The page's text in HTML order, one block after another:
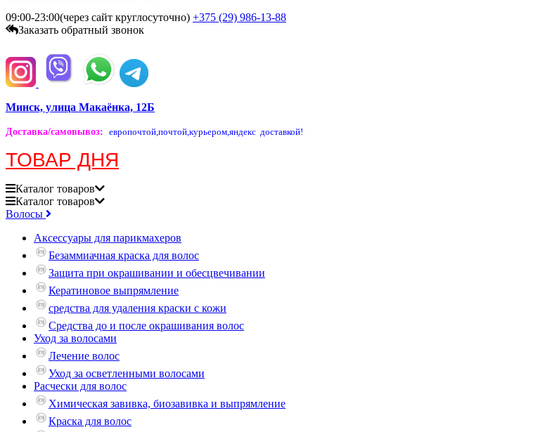
09:00-23:00(через сайт круглосуточно) +375 (29) 986-13-88
Заказать обратный звонок
Минск, улица Макаёнка, 12Б
Доставка/самовывоз: европочтой,почтой,курьером,яндекс доставкой!
ТОВАР ДНЯ
Каталог товаров
Каталог товаров
Волосы
Аксессуары для парикмахеров
Безаммиачная краска для волос
Защита при окрашивании и обесцвечивании
Кератиновое выпрямление
средства для удаления краски с кожи
Средства до и после окрашивания волос
Уход за волосами
Лечение волос
Уход за осветленными волосами
Расчески для волос
Химическая завивка, биозавивка и выпрямление
Краска для волос